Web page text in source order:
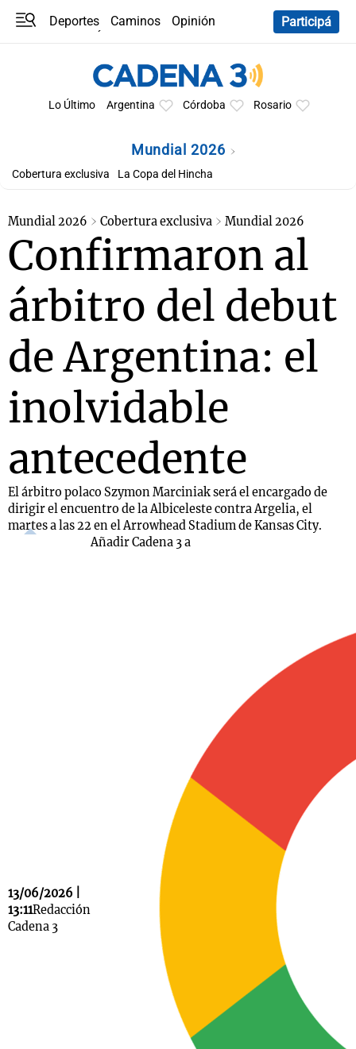
Deportes Caminos
Opinión
Participá
Lo Último Argentina Córdoba Rosario
Mundial 2026
Cobertura exclusiva La Copa del Hincha
Mundial 2026 Cobertura exclusiva Mundial 2026
Confirmaron al
árbitro del debut
de Argentina: el
inolvidable
antecedente
El árbitro polaco Szymon Marciniak será el encargado de
dirigir el encuentro de la Albiceleste contra Argelia, el
martes a las 22 en el Arrowhead Stadium de Kansas City.
13/06/2026 |
13:11Redacción
Cadena 3
Añadir Cadena 3 a
Mundial 2026
La Sole en
Cadena 3